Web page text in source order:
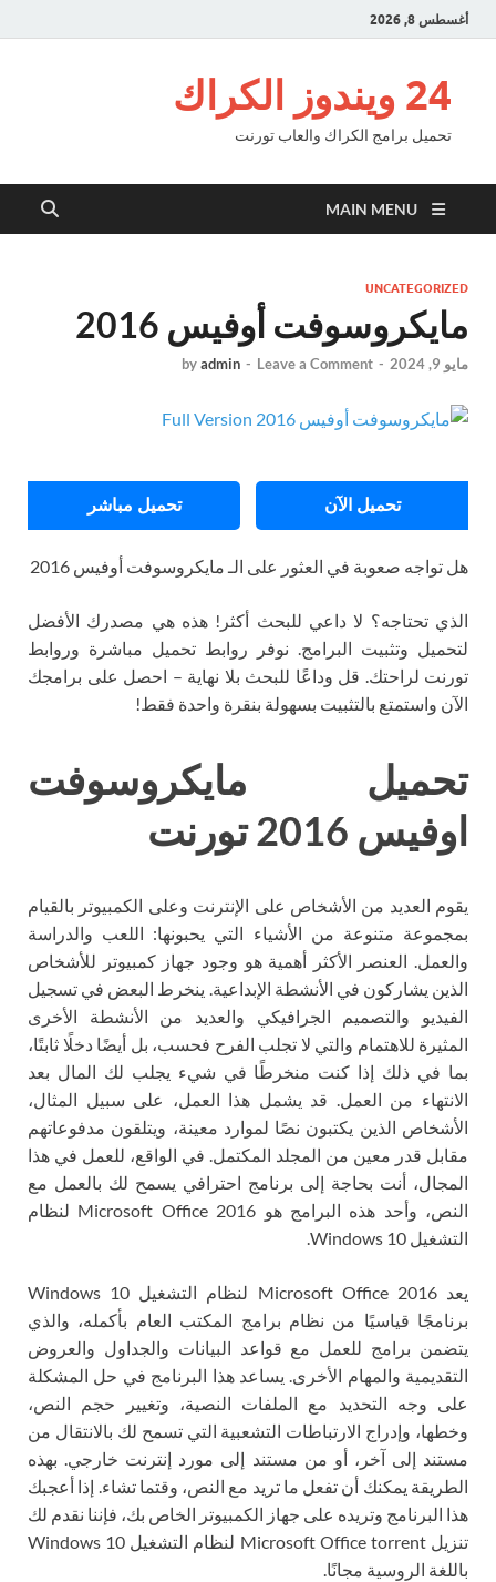
أغسطس 8, 2026
24 ويندوز الكراك
تحميل برامج الكراك والعاب تورنت
MAIN MENU
UNCATEGORIZED
مايكروسوفت أوفيس 2016
مايو 9, 2024 -
byadmin - Leave a Comment
تحميل الآن تحميل مباشر
هل تواجه صعوبة في العثور على الـ مايكروسوفت أوفيس 2016
الذي تحتاجه؟ لا داعي للبحث أكثر! هذه هي مصدرك الأفضل
لتحميل وتثبيت البرامج. نوفر روابط تحميل مباشرة وروابط
تورنت لراحتك. قل وداعًا للبحث بلا نهاية – احصل على برامجك
الآن واستمتع بالتثبيت بسهولة بنقرة واحدة فقط!
تحميل مايكروسوفت
اوفيس 2016 تورنت
يقوم العديد من الأشخاص على الإنترنت وعلى الكمبيوتر بالقيام
بمجموعة متنوعة من الأشياء التي يحبونها: اللعب والدراسة
والعمل. العنصر الأكثر أهمية هو وجود جهاز كمبيوتر للأشخاص
الذين يشاركون في الأنشطة الإبداعية. ينخرط البعض في تسجيل
الفيديو والتصميم الجرافيكي والعديد من الأنشطة الأخرى
المثيرة للاهتمام والتي لا تجلب الفرح فحسب، بل أيضًا دخلًا ثابتًا،
بما في ذلك إذا كنت منخرطًا في شيء يجلب لك المال بعد
الانتهاء من العمل. قد يشمل هذا العمل، على سبيل المثال،
الأشخاص الذين يكتبون نصًا لموارد معينة، ويتلقون مدفوعاتهم
مقابل قدر معين من المجلد المكتمل. في الواقع، للعمل في هذا
المجال، أنت بحاجة إلى برنامج احترافي يسمح لك بالعمل مع
النص، وأحد هذه البرامج هو Microsoft Office 2016 لنظام
التشغيل Windows 10.
يعد Microsoft Office 2016 لنظام التشغيل Windows 10
برنامجًا قياسيًا من نظام برامج المكتب العام بأكمله، والذي
يتضمن برامج للعمل مع قواعد البيانات والجداول والعروض
التقديمية والمهام الأخرى. يساعد هذا البرنامج في حل المشكلة
على وجه التحديد مع الملفات النصية، وتغيير حجم النص،
وخطها، وإدراج الارتباطات التشعبية التي تسمح لك بالانتقال من
مستند إلى آخر، أو من مستند إلى مورد إنترنت خارجي. بهذه
الطريقة يمكنك أن تفعل ما تريد مع النص، وقتما تشاء. إذا أعجبك
هذا البرنامج وتريده على جهاز الكمبيوتر الخاص بك، فإننا نقدم لك
تنزيل Microsoft Office torrent لنظام التشغيل Windows 10
باللغة الروسية مجانًا.